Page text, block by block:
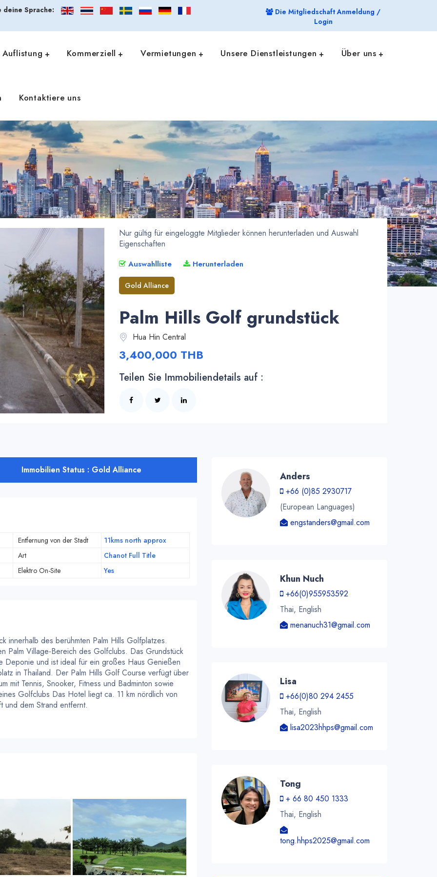
deine Sprache:
Die Mitgliedschaft Anmeldung /
Login
Auflistung Kommerziell Vermietungen Unsere Dienstleistungen Über uns
Kontaktiere uns
Nur gültig für eingeloggte Mitglieder können herunterladen und Auswahl
Eigenschaften
Auswahlliste Herunterladen
Gold Alliance
Palm Hills Golf grundstück
Hua Hin Central
3,400,000 THB
Teilen Sie Immobiliendetails auf :
Immobilien Status : Gold Alliance
Entfernung von der Stadt
11kms north approx
Art
Chanot Full Title
Elektro On-Site
Yes
innerhalb des berühmten Palm Hills Golfplatzes.
Palm Village-Bereich des Golfclubs. Das Grundstück
Deponie und ist ideal für ein großes Haus Genießen
in Thailand. Der Palm Hills Golf Course verfügt über
mit Tennis, Snooker, Fitness und Badminton sowie
Golfclubs Das Hotel liegt ca. 11 km nördlich von
und dem Strand entfernt.
Anders
+66 (0)85 2930717
(European Languages)
engstanders@gmail.com
Khun Nuch
+66(0)955953592
Thai, English
menanuch31@gmail.com
Lisa
+66(0)80 294 2455
Thai, English
lisa2023hhps@gmail.com
Tong
+ 66 80 450 1333
Thai, English
tong.hhps2025@gmail.com